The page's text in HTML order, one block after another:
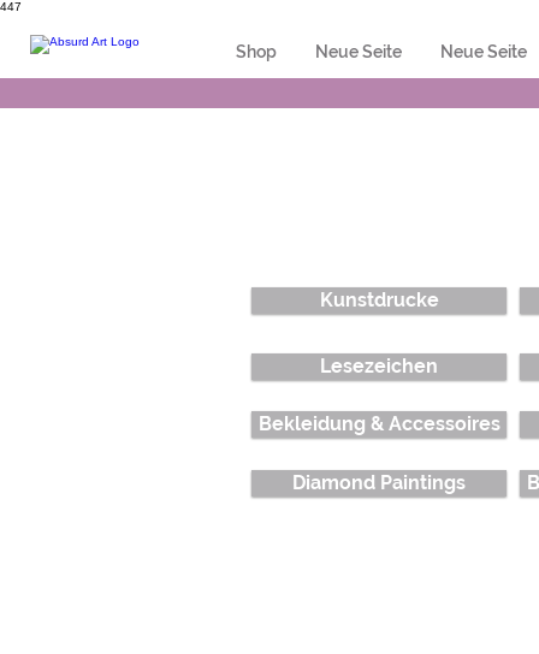
447
Shop Neue Seite Neue Seite
Kunstdrucke
Lesezeichen
Bekleidung & Accessoires
Diamond Paintings